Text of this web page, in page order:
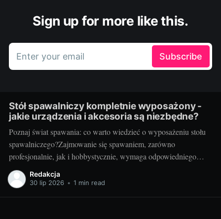
Sign up for more like this.
Enter your email Subscribe
Stół spawalniczy kompletnie wyposażony -
jakie urządzenia i akcesoria są niezbędne?
Poznaj świat spawania: co warto wiedzieć o wyposażeniu stołu
spawalniczego?Zajmowanie się spawaniem, zarówno
profesjonalnie, jak i hobbystycznie, wymaga odpowiedniego
wyposażenia stołu spawalniczego. Wybór odpowiednich
akcesoriów jest kluczowy dla wydajności i bezpieczeństwa
Redakcja
30 lip 2026 • 1 min read